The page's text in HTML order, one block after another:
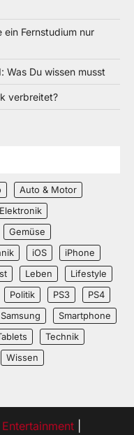
ein Fernstudium nur
Was Du wissen musst
verbreitet?
Auto & Motor
Elektronik
Gemüse
iOS
iPhone
Leben
Lifestyle
Politik PS3
PS4
Samsung
Smartphone
Technik
Wissen